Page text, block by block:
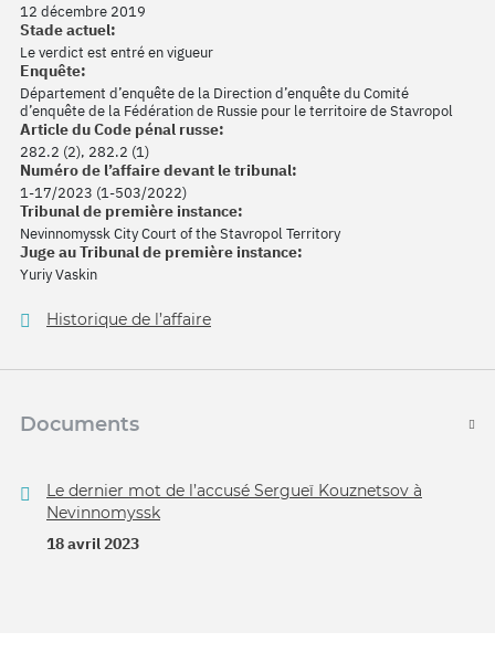
12 décembre 2019
Stade actuel:
Le verdict est entré en vigueur
Enquête:
Département d’enquête de la Direction d’enquête du Comité
d’enquête de la Fédération de Russie pour le territoire de Stavropol
Article du Code pénal russe:
282.2 (2), 282.2 (1)
Numéro de l’affaire devant le tribunal:
1-17/2023 (1-503/2022)
Tribunal de première instance:
Nevinnomyssk City Court of the Stavropol Territory
Juge au Tribunal de première instance:
Yuriy Vaskin
Historique de l’affaire
Documents
Le dernier mot de l’accusé Sergueï Kouznetsov à
Nevinnomyssk
18 avril 2023